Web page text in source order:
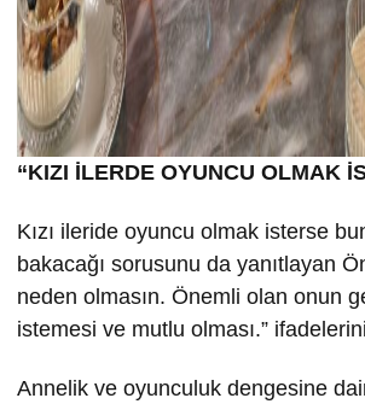
“KIZI İLERDE OYUNCU OLMAK
Kızı ileride oyuncu olmak isterse
bakacağı sorusunu da yanıtlayan
neden olmasın. Önemli olan onun
istemesi ve mutlu olması.”
Annelik ve oyunculuk dengesine